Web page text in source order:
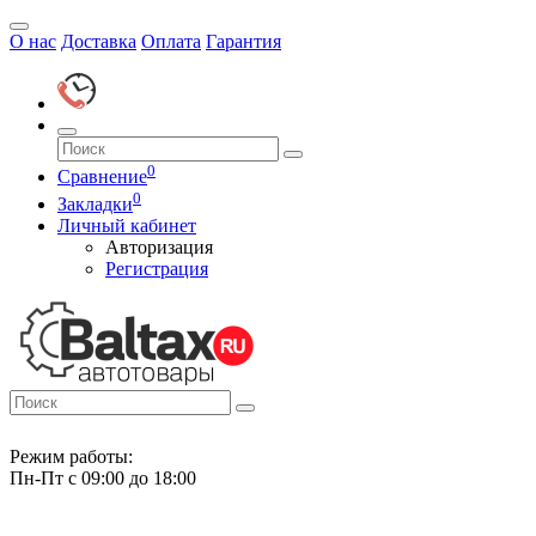
О нас Доставка Оплата Гарантия
Сравнение0
Закладки0
Личный кабинет
Авторизация
Регистрация
Режим работы:
Пн-Пт с 09:00 до 18:00